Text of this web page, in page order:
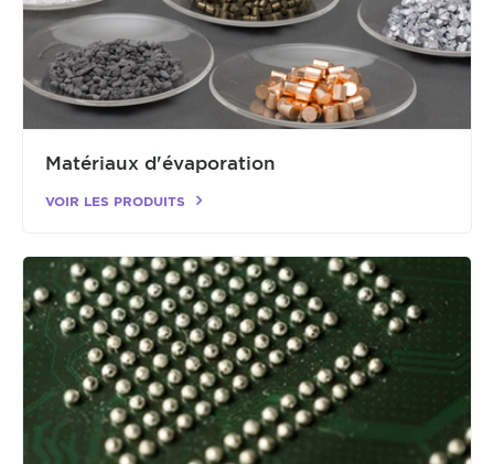
Matériaux d'évaporation
VOIR LES PRODUITS